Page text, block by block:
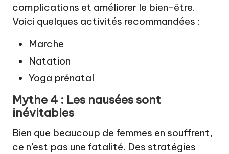
complications et améliorer le bien-être.
Voici quelques activités recommandées :
Marche
Natation
Yoga prénatal
Mythe 4 : Les nausées sont
inévitables
Bien que beaucoup de femmes en souffrent,
ce n’est pas une fatalité. Des stratégies